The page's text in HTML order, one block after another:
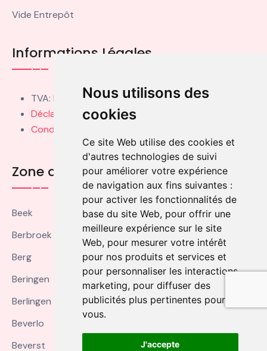
Nous utilisons des
cookies
Ce site Web utilise des cookies et
d'autres technologies de suivi
pour améliorer votre expérience
de navigation aux fins suivantes :
pour activer les fonctionnalités de
base du site Web, pour offrir une
meilleure expérience sur le site
Web, pour mesurer votre intérêt
pour nos produits et services et
pour personnaliser les interactions
marketing, pour diffuser des
publicités plus pertinentes pour
vous.
J'accepte
Vide Entrepôt
Informations Légales
TVA: BE0459006473
Déclaration de Confidentialité
Conditions d'Utilisation
Zone de Couverture
Beek
Berbroek
Berg
Beringen
Berlingen
Beverlo
Beverst